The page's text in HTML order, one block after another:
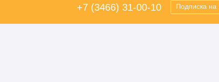
+7 (3466) 31-00-10 Подписка на